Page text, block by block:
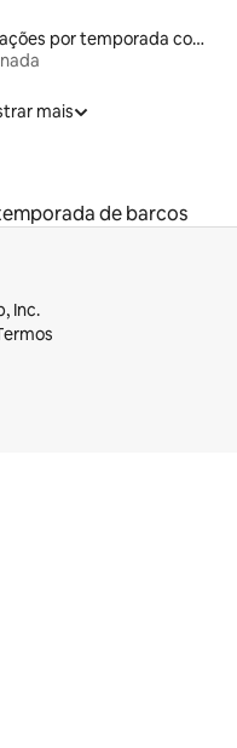
Locações por temporada com piscina
mais
de barcos
Inc.